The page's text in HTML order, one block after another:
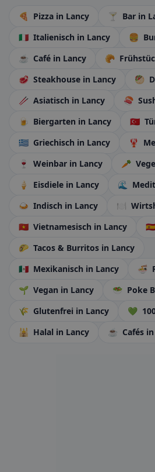
🍕 Pizza in Lancy 🍸 Bar in
🇮🇹 Italienisch in Lancy 🍔
☕ Café in Lancy 🥐
🥩 Steakhouse in Lancy 🥙
🥢 Asiatisch in Lancy 🍣
🍺 Biergarten in Lancy 🇹🇷
🇬🇷 Griechisch in Lancy 🦞
🍷
Weinbar in Lancy 🥕
🍦
Eisdiele in Lancy 🌊
🍛 Indisch in Lancy 🍽️
🇻🇳 Vietnamesisch in Lancy 🇪🇸
🌮 Tacos & Burritos in Lancy
🇲🇽 Mexikanisch in Lancy 🍜
🌱 Vegan in Lancy 🥗 Poke
🌾 Glutenfrei in Lancy 💚
🕌 Halal in Lancy ☕ Cafés